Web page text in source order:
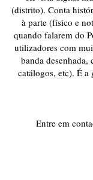
(distrito). Conta
à parte (físico e
quando falarem do
utilizadores com
banda desenhada,
catálogos, etc). É a
Entre em